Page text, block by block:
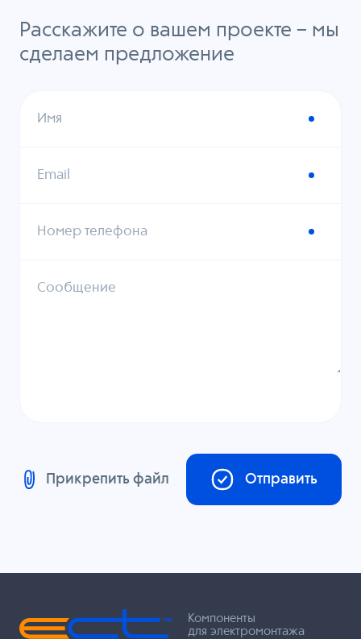
Расскажите о вашем проекте – мы
сделаем предложение
Имя
Email
Номер телефона
Сообщение
Прикрепить файл Отправить
Компоненты
для электромонтажа